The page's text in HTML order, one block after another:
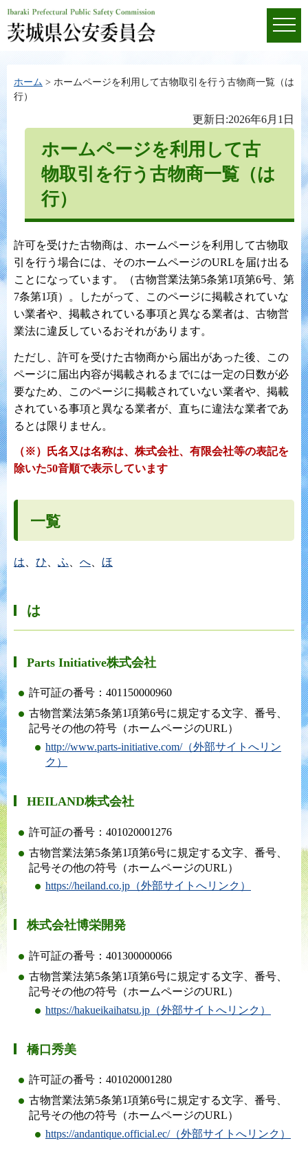
ホーム > ホームページを利用して古物取引を行う古物商一覧（は
行）
更新日:2026年6月1日
ホームページを利用して古
物取引を行う古物商一覧（は
行）
許可を受けた古物商は、ホームページを利用して古物取
引を行う場合には、そのホームページのURLを届け出る
ことになっています。（古物営業法第5条第1項第6号、第
7条第1項）。したがって、このページに掲載されていな
い業者や、掲載されている事項と異なる業者は、古物営
業法に違反しているおそれがあります。
ただし、許可を受けた古物商から届出があった後、この
ページに届出内容が掲載されるまでには一定の日数が必
要なため、このページに掲載されていない業者や、掲載
されている事項と異なる業者が、直ちに違法な業者であ
るとは限りません。
（※）氏名又は名称は、株式会社、有限会社等の表記を
除いた50音順で表示しています
一覧
は ひ ふ へ ほ
は
Parts Initiative株式会社
許可証の番号：401150000960
古物営業法第5条第1項第6号に規定する文字、番号、
記号その他の符号（ホームページのURL）
http://www.parts-initiative.com/（外部サイトへリン
ク）
HEILAND株式会社
許可証の番号：401020001276
古物営業法第5条第1項第6号に規定する文字、番号、
記号その他の符号（ホームページのURL）
https://heiland.co.jp（外部サイトへリンク）
株式会社博栄開発
許可証の番号：401300000066
古物営業法第5条第1項第6号に規定する文字、番号、
記号その他の符号（ホームページのURL）
https://hakueikaihatsu.jp（外部サイトへリンク）
橋口秀美
許可証の番号：401020001280
古物営業法第5条第1項第6号に規定する文字、番号、
記号その他の符号（ホームページのURL）
https://andantique.official.ec/（外部サイトへリンク）